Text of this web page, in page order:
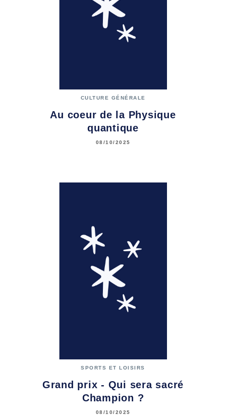
CULTURE GÉNÉRALE
Au coeur de la Physique
quantique
08/10/2025
SPORTS ET LOISIRS
Grand prix - Qui sera sacré
Champion ?
08/10/2025